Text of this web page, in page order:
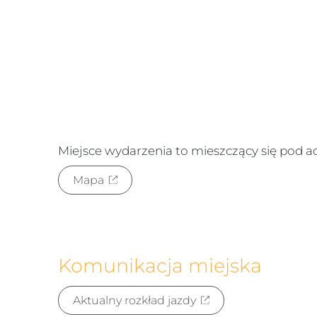
Miejsce wydarzenia to mieszczący się pod
Mapa
Komunikacja miejska
Aktualny rozkład jazdy